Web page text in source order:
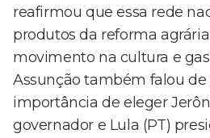
reafirmou que essa rede
produtos da reforma
movimento na cultura e
Assunção também falou de
importância de eleger
governador e Lula (PT)